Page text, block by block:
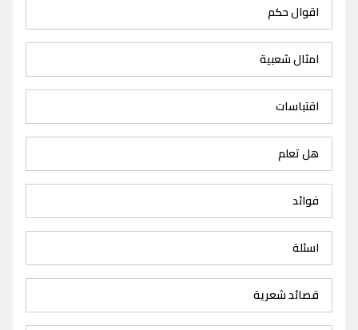
اقوال حكم
امثال شعبية
اقتباسات
هل تعلم
فوائد
اسئلة
قصائد شعرية